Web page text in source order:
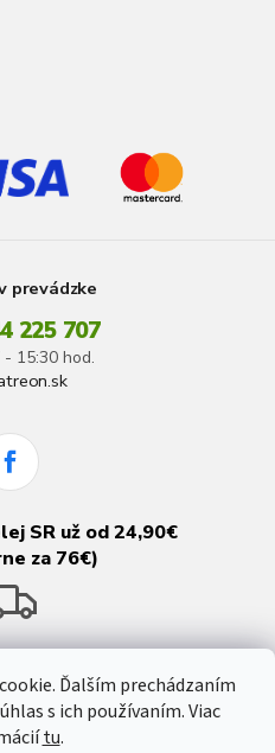
Ďalším prechádzaním
s ich používaním. Viac
tu.
prevádzke
225 707
- 15:30 hod.
SR už od 24,90€
za 76€)